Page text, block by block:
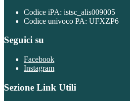
Codice iPA: istsc_alis009005
Codice univoco PA: UFXZP6
Seguici su
Facebook
Instagram
Sezione Link Utili